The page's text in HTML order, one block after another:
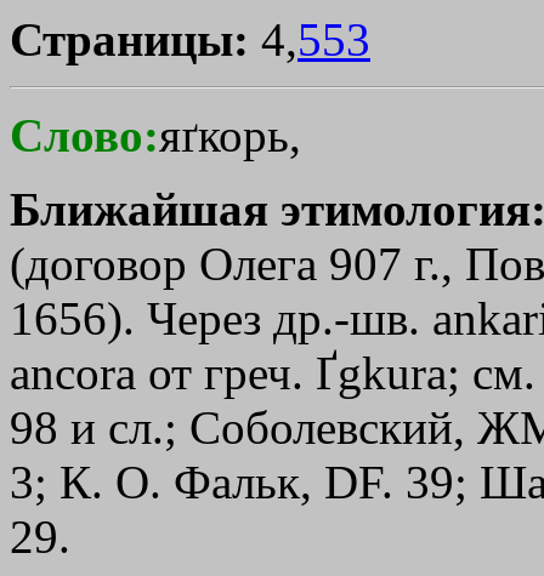
Страницы: 4,553
Слово:яґкорь,
Ближайшая
(договор Олега 907 г.,
1656). Через др.-шв.
аnсоrа от греч. Ґgkura;
98 и сл.; Соболевский,
3; К. О. Фальк, DF. 39;
29.